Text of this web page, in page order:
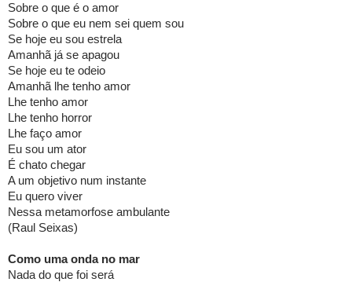
Sobre o que é o amor
Sobre o que eu nem sei quem sou
Se hoje eu sou estrela
Amanhã já se apagou
Se hoje eu te odeio
Amanhã lhe tenho amor
Lhe tenho amor
Lhe tenho horror
Lhe faço amor
Eu sou um ator
É chato chegar
A um objetivo num instante
Eu quero viver
Nessa metamorfose ambulante
(Raul Seixas)
Como uma onda no mar
Nada do que foi será